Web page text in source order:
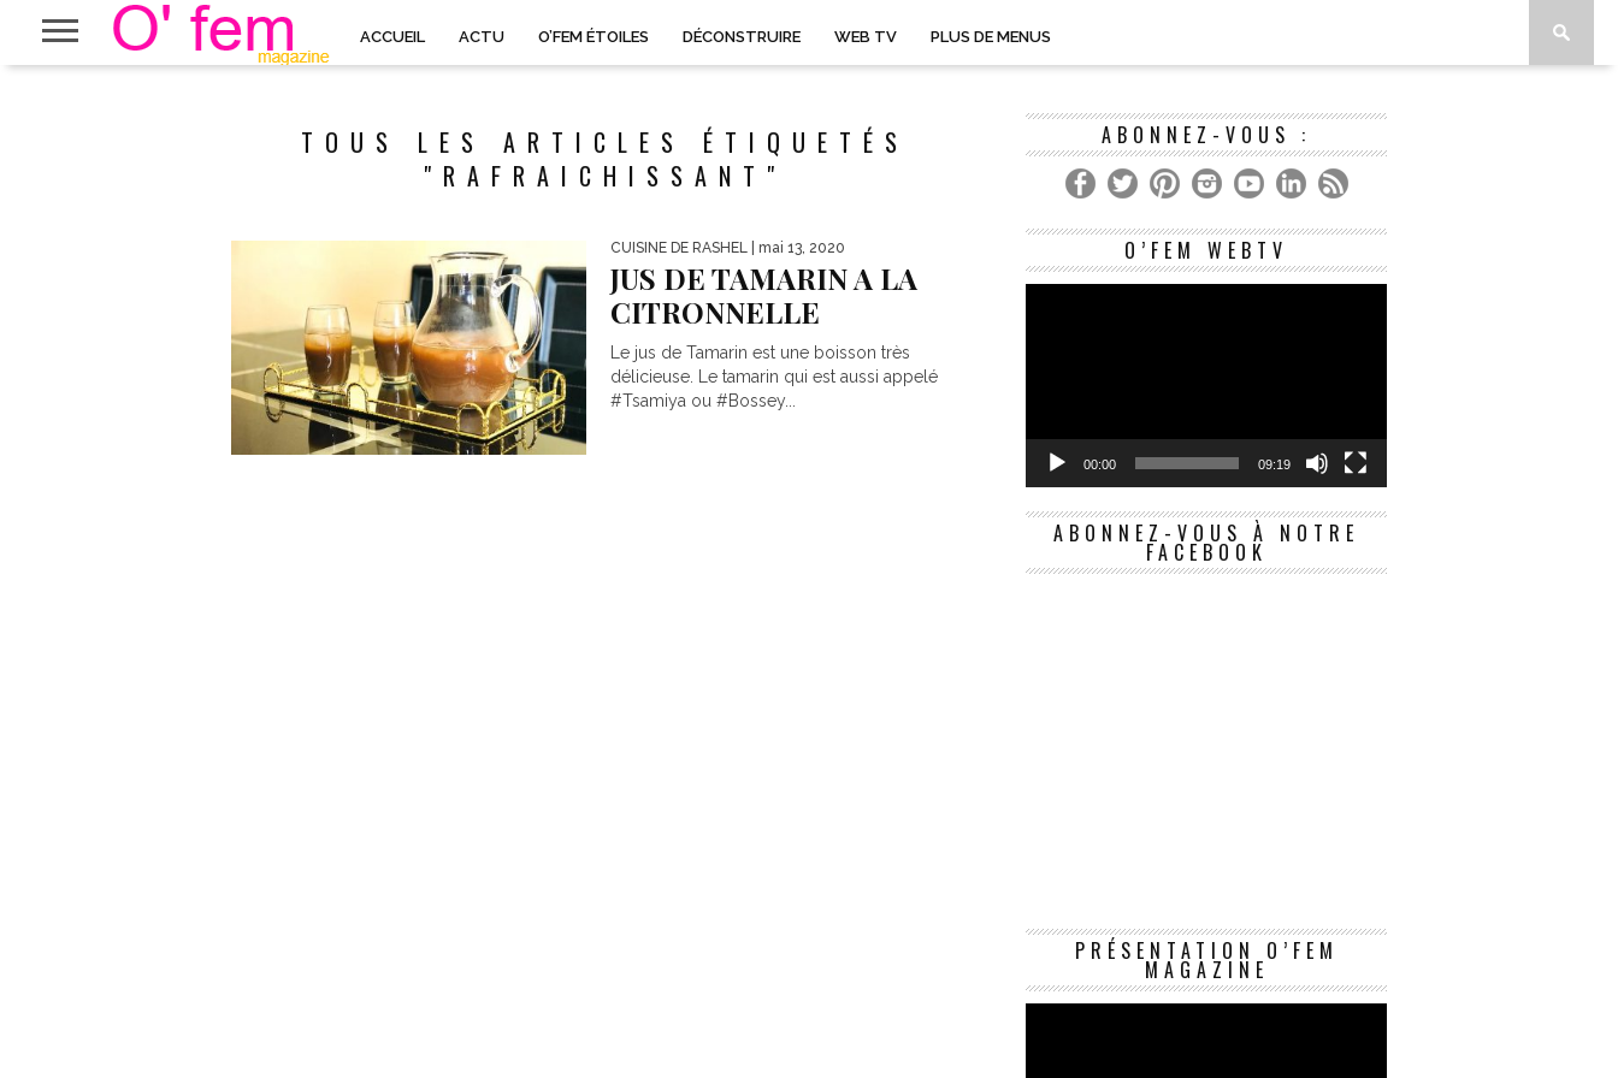
ACCUEIL ACTU O’FEM ÉTOILES DÉCONSTRUIRE WEB TV PLUS DE MENUS
TOUS LES ARTICLES ÉTIQUETÉS
"RAFRAICHISSANT"
CUISINE DE RASHEL | mai 13, 2020
JUS DE TAMARIN A LA
CITRONNELLE
Le jus de Tamarin est une boisson très
délicieuse. Le tamarin qui est aussi appelé
#Tsamiya ou #Bossey...
ABONNEZ-VOUS :
O’FEM WEBTV
Lecteur
00:00 09:19
ABONNEZ-VOUS À NOTRE
FACEBOOK
PRÉSENTATION O’FEM
MAGAZINE
Lecteur